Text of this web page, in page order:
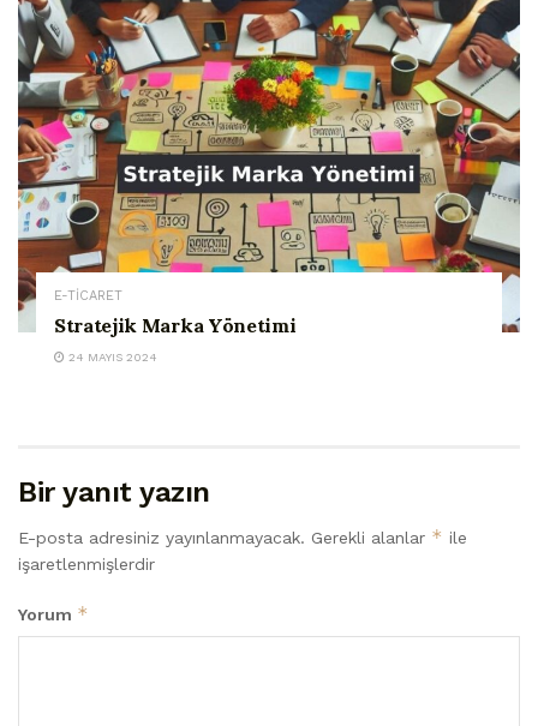
E-TİCARET
Stratejik Marka Yönetimi
24 MAYIS 2024
Bir yanıt yazın
E-posta adresiniz yayınlanmayacak. Gerekli alanlar * ile
işaretlenmişlerdir
Yorum *